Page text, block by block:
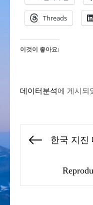
Threads
이것이 좋아요:
데이터분석에 게시되
Previous
한국 지진